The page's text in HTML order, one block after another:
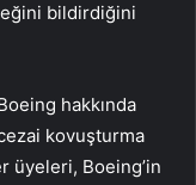
bildirdiğini
hakkında
kovuşturma
üyeleri, Boeing’in